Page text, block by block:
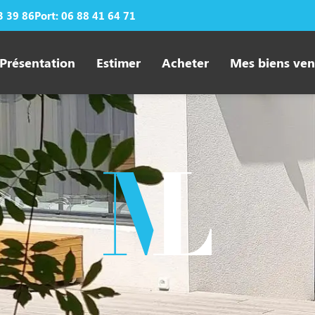
39 86Port: 06 88 41 64 71
Présentation Estimer Acheter Mes biens